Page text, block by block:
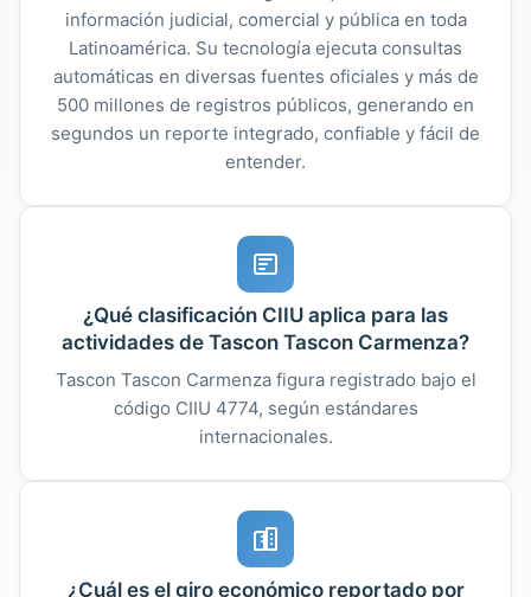
información judicial, comercial y pública en toda
Latinoamérica. Su tecnología ejecuta consultas
automáticas en diversas fuentes oficiales y más de
500 millones de registros públicos, generando en
segundos un reporte integrado, confiable y fácil de
entender.
¿Qué clasificación CIIU aplica para las
actividades de Tascon Tascon Carmenza?
Tascon Tascon Carmenza figura registrado bajo el
código CIIU 4774, según estándares
internacionales.
¿Cuál es el giro económico reportado por